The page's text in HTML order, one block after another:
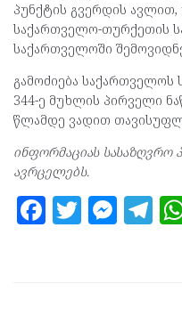
პუნქტის გვერდის
საქართველო-თურქეთის
საქართველოში
გამოძიება
344-ე მუხლის პირველი
წლამდე ვადით
ინფორმაციას სასაზღვრო
ავრცელებს.
F T M T